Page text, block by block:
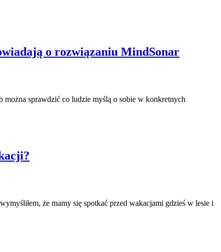
o rozwiązaniu MindSonar
można sprawdzić co ludzie myślą o sobie w konkretnych
że mamy się spotkać przed wakacjami gdzieś w lesie i